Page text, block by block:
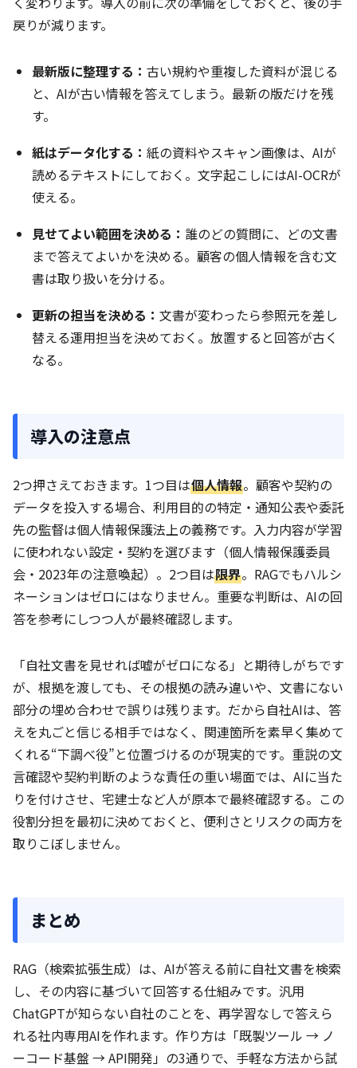
戻りが減ります。
最新版に整理する： 古い規約や重複した資料が混じる
と、AIが古い情報を答えてしまう。最新の版だけを残
す。
紙はデータ化する： 紙の資料やスキャン画像は、AIが
読めるテキストにしておく。文字起こしにはAI-OCRが
使える。
見せてよい範囲を決める： 誰のどの質問に、どの文書
まで答えてよいかを決める。顧客の個人情報を含む文
書は取り扱いを分ける。
更新の担当を決める： 文書が変わったら参照元を差し
替える運用担当を決めておく。放置すると回答が古く
なる。
導入の注意点
2つ押さえておきます。1つ目は個人情報。顧客や契約の
データを投入する場合、利用目的の特定・通知公表や委託
先の監督は個人情報保護法上の義務です。入力内容が学習
に使われない設定・契約を選びます（個人情報保護委員
会・2023年の注意喚起）。2つ目は限界。RAGでもハルシ
ネーションはゼロにはなりません。重要な判断は、AIの回
答を参考にしつつ人が最終確認します。
「自社文書を見せれば嘘がゼロになる」と期待しがちです
が、根拠を渡しても、その根拠の読み違いや、文書にない
部分の埋め合わせで誤りは残ります。だから自社AIは、答
えを丸ごと信じる相手ではなく、関連箇所を素早く集めて
くれる“下調べ役”と位置づけるのが現実的です。重説の文
言確認や契約判断のような責任の重い場面では、AIに当た
りを付けさせ、宅建士など人が原本で最終確認する。この
役割分担を最初に決めておくと、便利さとリスクの両方を
取りこぼしません。
まとめ
RAG（検索拡張生成）は、AIが答える前に自社文書を検索
し、その内容に基づいて回答する仕組みです。汎用
ChatGPTが知らない自社のことを、再学習なしで答えら
れる社内専用AIを作れます。作り方は「既製ツール → ノ
ーコード基盤 → API開発」の3通りで、手軽な方法から試